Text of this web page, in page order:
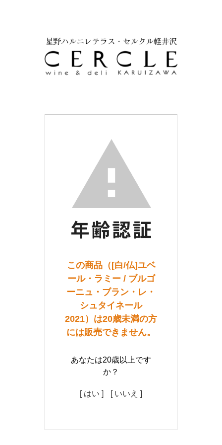
この商品（[白/仏]ユベ
ール・ラミー / ブルゴ
ーニュ・ブラン・レ・
シュタイネール
2021）は20歳未満の方
には販売できません。
あなたは20歳以上です
か？
[ はい ] [ いいえ ]